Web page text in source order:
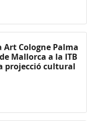
Art Cologne Palma
Mallorca a la ITB
projecció cultural